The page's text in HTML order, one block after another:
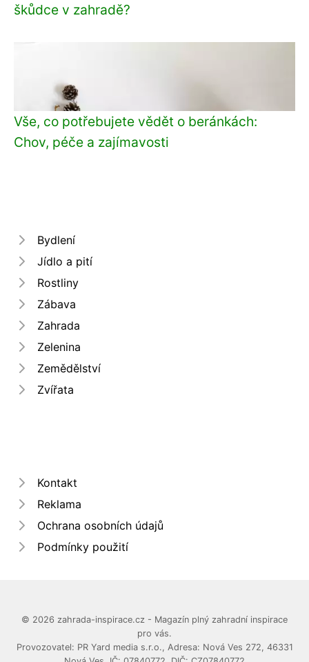
škůdce v zahradě?
Vše, co potřebujete vědět o beránkách:
Chov, péče a zajímavosti
Bydlení
Jídlo a pití
Rostliny
Zábava
Zahrada
Zelenina
Zemědělství
Zvířata
Kontakt
Reklama
Ochrana osobních údajů
Podmínky použití
© 2026 zahrada-inspirace.cz - Magazín plný zahradní inspirace
pro vás.
Provozovatel: PR Yard media s.r.o., Adresa: Nová Ves 272, 46331